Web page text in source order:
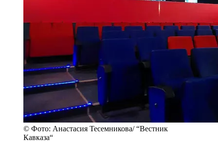
© Фото: Анастасия Тесемникова/ “Вестник
Кавказа“